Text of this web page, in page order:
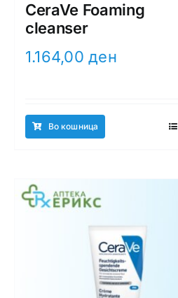
CeraVe Foaming
cleanser
1.164,00ден
Во кошница